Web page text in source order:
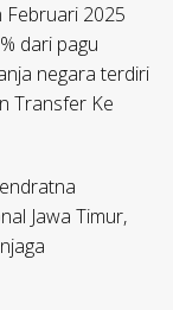
Februari 2025
dari pagu
negara terdiri
Transfer Ke
Jawa Timur,